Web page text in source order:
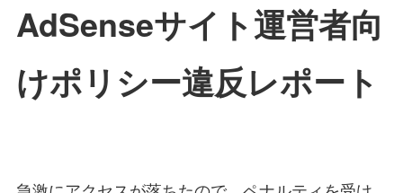
AdSenseサイト運営者向
けポリシー違反レポート